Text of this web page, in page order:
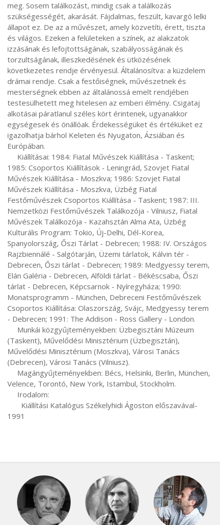
meg. Sosem találkozást, mindig csak a találkozás
szükségességét, akarását. Fájdalmas, feszült, kavargó lelki
állapot ez. De az a művészet, amely közvetíti, érett, tiszta
és világos. Ezeken a felületeken a színek, az alakzatok
izzásának és lefojtottságának, szabályosságának és
torzultságának, illeszkedésének és ütközésének
következetes rendje érvényesül. Általánosítva: a küzdelem
drámai rendje. Csak a festőiségnek, művészetnek és
mesterségnek ebben az általánossá emelt rendjében
testesülhetett meg hitelesen az emberi élmény. Csigataj
alkotásai páratlanul széles kört érintenek, ugyanakkor
egységesek és önállóak. Érdekességüket és értéküket ez
igazolhatja bárhol Keleten és Nyugaton, Ázsiában és
Európában.
1985: Csoportos Kiállítások - Leningrád, Szovjet Fiatal
Művészek Kiállítása - Moszkva; 1986: Szovjet Fiatal
Művészek Kiállítása - Moszkva, Üzbég Fiatal
Festőművészek Csoportos Kiállítása - Taskent; 1987: III.
Nemzetközi Festőművészek Találkozója - Vilniusz, Fiatal
Művészek Találkozója - Kazahsztán Alma Ata, Üzbég
Kulturális Program: Tokio, Új-Delhi, Dél-Korea,
Spanyolország, Őszi Tárlat - Debrecen; 1988: IV. Országos
Rajzbiennálé - Salgótarján, Üzemi tárlatok, Kálvin tér -
Debrecen, Őszi tárlat - Debrecen; 1989: Medgyessy terem,
Elán Galéria - Debrecen, Alföldi tárlat - Békéscsaba, Őszi
tárlat - Debrecen, Képcsarnok - Nyíregyháza; 1990:
Monatsprogramm - München, Debreceni Festőművészek
Csoportos Kiállítása: Olaszország, Svájc, Medgyessy terem
- Debrecen; 1991: The Addison - Ross Gallery - London.
(Taskent), Művelődési Minisztérium (Üzbegisztán),
Művelődési Minisztérium (Moszkva), Városi Tanács
(Debrecen), Városi Tanács (Vilniusz).
Velence, Torontó, New York, Istambul, Stockholm.
1991